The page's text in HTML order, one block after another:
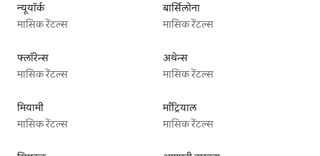
न्यूयॉर्क
मासिक रेंटल्स
बार्सिलोना
मासिक रेंटल्स
फ्लॉरेन्स
मासिक रेंटल्स
अथेन्स
मासिक रेंटल्स
मियामी
मासिक रेंटल्स
माँट्रियाल
मासिक रेंटल्स